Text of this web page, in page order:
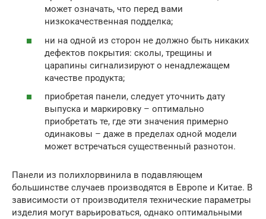
может означать, что перед вами
низкокачественная подделка;
ни на одной из сторон не должно быть никаких
дефектов покрытия: сколы, трещины и
царапины сигнализируют о ненадлежащем
качестве продукта;
приобретая панели, следует уточнить дату
выпуска и маркировку – оптимально
приобретать те, где эти значения примерно
одинаковы – даже в пределах одной модели
может встречаться существенный разнотон.
Панели из полихлорвинила в подавляющем
большинстве случаев производятся в Европе и Китае. В
зависимости от производителя технические параметры
изделия могут варьироваться, однако оптимальными